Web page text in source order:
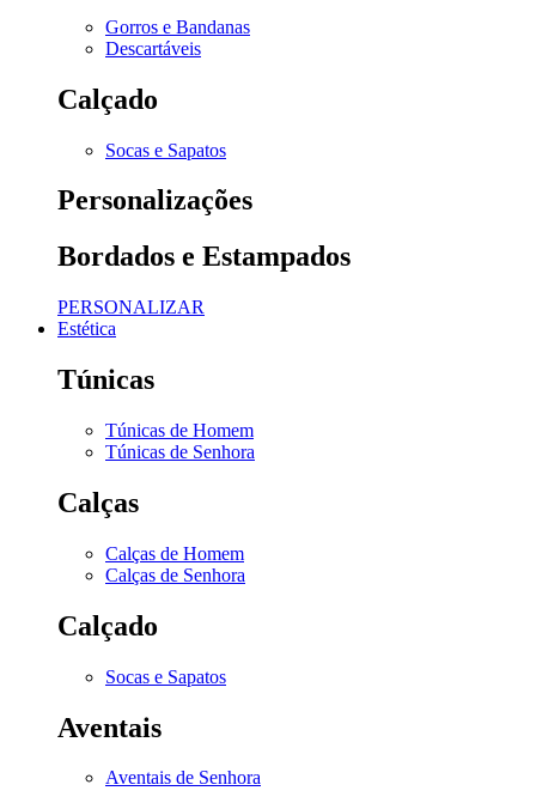
Gorros e Bandanas
Descartáveis
Calçado
Socas e Sapatos
Personalizações
Bordados e Estampados
PERSONALIZAR
Estética
Túnicas
Túnicas de Homem
Túnicas de Senhora
Calças
Calças de Homem
Calças de Senhora
Calçado
Socas e Sapatos
Aventais
Aventais de Senhora